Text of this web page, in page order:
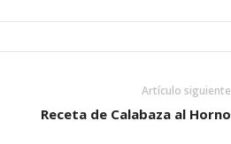
Artículo siguiente
Receta de Calabaza al Horno